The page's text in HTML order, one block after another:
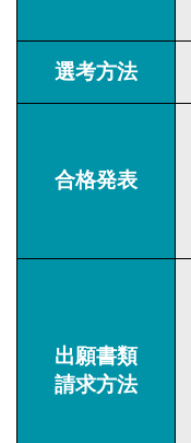
選考方法
合格発表
出願書類
請求方法